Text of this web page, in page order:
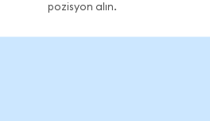
pozisyon alın.